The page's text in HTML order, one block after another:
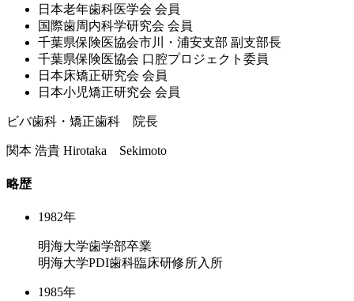
⽇本⽼年⻭科医学会 会員
国際⻭周内科学研究会 会員
千葉県保険医協会市川・浦安⽀部 副⽀部⻑
千葉県保険医協会 ⼝腔プロジェクト委員
⽇本床矯正研究会 会員
⽇本⼩児矯正研究会 会員
ビバ歯科・矯正歯科 院長
関本 浩貴 Hirotaka Sekimoto
略歴
1982年
明海大学歯学部卒業
明海大学PDI歯科臨床研修所入所
1985年